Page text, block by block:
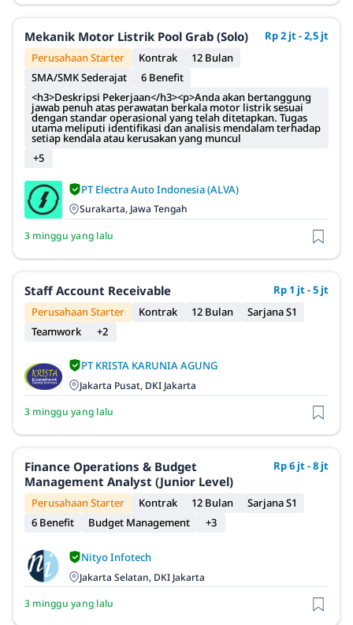
Mekanik Motor Listrik Pool Grab (Solo)
Rp 2 jt - 2,5 jt
Perusahaan Starter
Kontrak
12 Bulan
SMA/SMK Sederajat
6 Benefit
<h3>Deskripsi Pekerjaan</h3><p>Anda akan bertanggung
jawab penuh atas perawatan berkala motor listrik sesuai
dengan standar operasional yang telah ditetapkan. Tugas
utama meliputi identifikasi dan analisis mendalam terhadap
setiap kendala atau kerusakan yang muncul
+5
PT Electra Auto Indonesia (ALVA)
Surakarta, Jawa Tengah
3 minggu yang lalu
Staff Account Receivable
Rp 1 jt - 5 jt
Perusahaan Starter
Kontrak 12 Bulan
Sarjana S1
Teamwork
+2
PT KRISTA KARUNIA AGUNG
Jakarta Pusat, DKI Jakarta
3 minggu yang lalu
Finance Operations & Budget
Management Analyst (Junior Level)
Rp 6 jt - 8 jt
Perusahaan Starter Kontrak 12 Bulan
Sarjana S1
6 Benefit
Budget Management +3
Nityo Infotech
Jakarta Selatan, DKI Jakarta
3 minggu yang lalu